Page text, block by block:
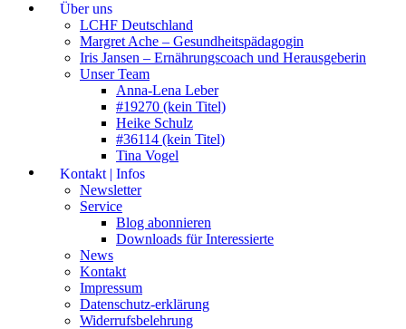
Über uns
LCHF Deutschland
Margret Ache – Gesundheitspädagogin
Iris Jansen – Ernährungscoach und Herausgeberin
Unser Team
Anna-Lena Leber
#19270 (kein Titel)
Heike Schulz
#36114 (kein Titel)
Tina Vogel
Kontakt | Infos
Newsletter
Service
Blog abonnieren
Downloads für Interessierte
News
Kontakt
Impressum
Datenschutz-erklärung
Widerrufsbelehrung